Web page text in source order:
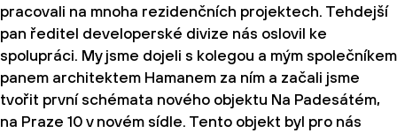
pracovali na mnoha rezidenčních projektech. Tehdejší
pan ředitel developerské divize nás oslovil ke
spolupráci. My jsme dojeli s kolegou a mým společníkem
panem architektem Hamanem za ním a začali jsme
tvořit první schémata nového objektu Na Padesátém,
na Praze 10 v novém sídle. Tento objekt byl pro nás